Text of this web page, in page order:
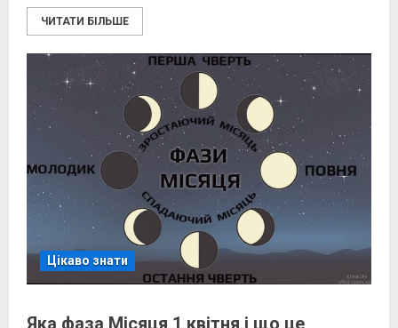
ЧИТАТИ БІЛЬШЕ
Цікаво знати
Яка фаза Місяця 1 квітня і що це